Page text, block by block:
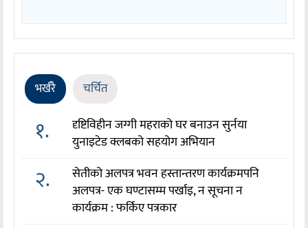
भर्खरै चर्चित
१.
दृष्टिविहीन जग्गी महराको घर बनाउन सुर्नया
युनाइटेड क्लबको सहयोग अभियान
२.
सेतीको अलपत्र भवन हस्तान्तरण कार्यक्रमपनि
अलपत्र- एक घण्टासम्म पर्खाइ, न सूचना न
कार्यक्रम : फर्किए पत्रकार